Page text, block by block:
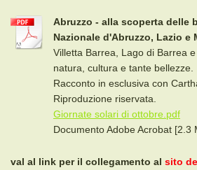
Abruzzo - alla scoperta delle
Nazionale d'Abruzzo, Lazio e
Villetta Barrea, Lago di Barrea
natura, cultura e tante bellezze.
Racconto in esclusiva con
Riproduzione riservata.
Giornate solari di ottobre.pdf
Documento Adobe Acrobat [2.3
val al link per il collegamento al sito